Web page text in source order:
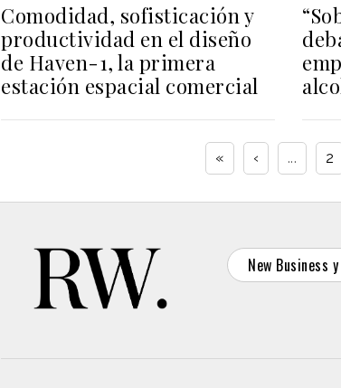
Comodidad, sofisticación y
productividad en el diseño
de Haven-1, la primera
estación espacial comercial
« ‹ ... 2
New Business